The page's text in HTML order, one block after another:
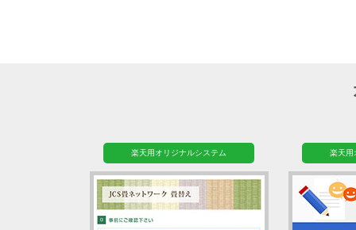
楽天用オリジナルシステム 楽天用